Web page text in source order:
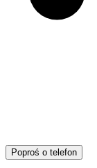
Poproś o telefon